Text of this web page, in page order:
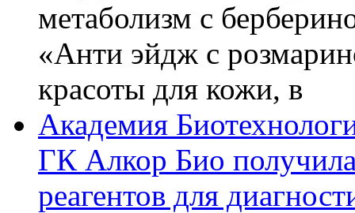
метаболизм с
«Анти эйдж с
красоты для кожи, в
Академия
ГК Алкор Био
реагентов для